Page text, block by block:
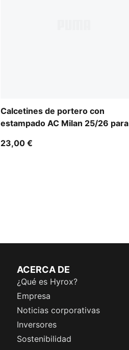
Calcetines de portero con
estampado AC Milan 25/26 para
23,00 €
ACERCA DE
¿Qué es Hyrox?
Empresa
Noticias corporativas
Inversores
Sostenibilidad